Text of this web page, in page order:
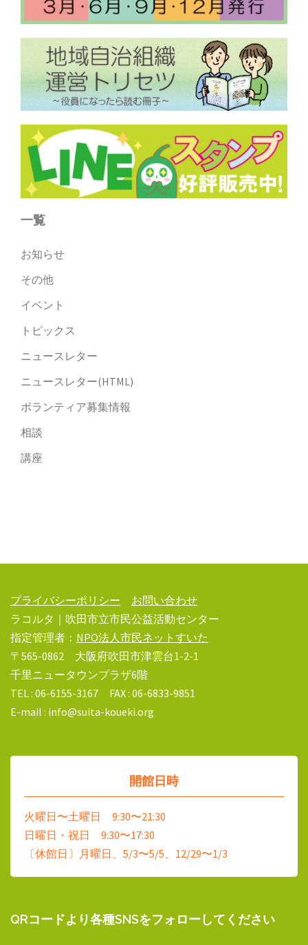
一覧
お知らせ
その他
イベント
トピックス
ニュースレター
ニュースレター(HTML)
ボランティア募集情報
相談
講座
プライバシーポリシー
お問い合わせ
ラコルタ｜吹田市立市民公益活動センター
指定管理者： NPO法人市民ネットすいた
〒565-0862 大阪府吹田市津雲台1-2-1
千里ニュータウンプラザ6階
TEL : 06-6155-3167 FAX : 06-6833-9851
E-mail : info@suita-koueki.org
開館日時
火曜日〜土曜日 9:30〜21:30
日曜日・祝日 9:30〜17:30
〔休館日〕月曜日、5/3〜5/5、12/29〜1/3
QRコードより各種SNSをフォローしてください